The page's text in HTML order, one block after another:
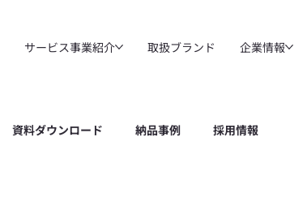
サービス事業紹介 取扱ブランド 企業情報
資料ダウンロード 納品事例 採用情報